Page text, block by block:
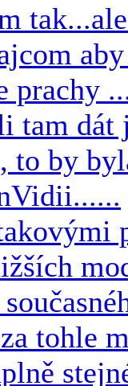
prachy
tam dát
to by
tohle